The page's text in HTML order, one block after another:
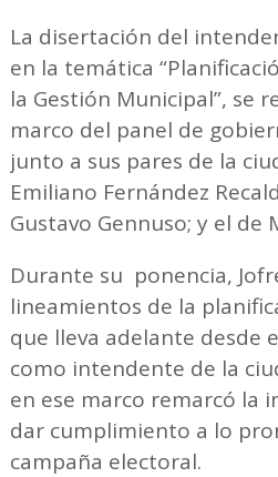
La disertación del
en la temática
la Gestión Municipal”, se
marco del panel de
junto a sus pares de la
Emiliano Fernández
Gustavo Gennuso; y el de
Durante su ponencia,
lineamientos de la
que lleva adelante desde
como intendente de la
en ese marco remarcó la
dar cumplimiento a lo
campaña electoral.